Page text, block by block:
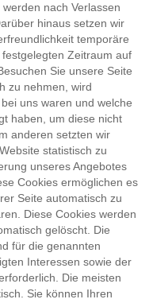
nach Verlassen
hinaus setzen wir
temporäre
Zeitraum auf
Sie unsere Seite
zu nehmen, wird
uns waren und welche
haben, um diese nicht
anderen setzten wir
statistisch zu
unseres Angebotes
Cookies ermöglichen es
Seite automatisch zu
Diese Cookies werden
gelöscht. Die
für die genannten
Interessen sowie der
Die meisten
Sie können Ihren